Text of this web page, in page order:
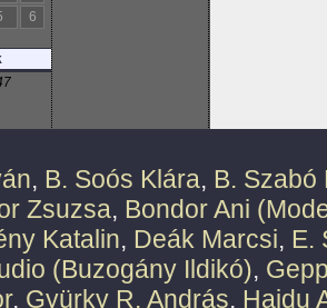
6
, B. Soós Klára, B. Szabó
Zsuzsa, Bondor Ani
Katalin, Deák Marcsi, E.
(Buzogány Ildikó),
, Gyürky R. András, Hajdu